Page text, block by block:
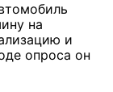
на
и
опроса он